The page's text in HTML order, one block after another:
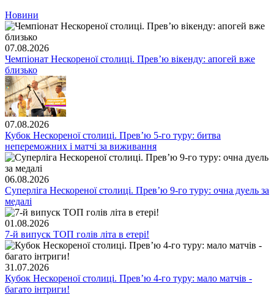
Новини
07.08.2026
Чемпіонат Нескореної столиці. Превʼю вікенду: апогей вже
близько
07.08.2026
Кубок Нескореної столиці. Превʼю 5-го туру: битва
непереможних і матчі за виживання
06.08.2026
Суперліга Нескореної столиці. Превʼю 9-го туру: очна дуель за
медалі
01.08.2026
7-й випуск ТОП голів літа в етері!
31.07.2026
Кубок Нескореної столиці. Превʼю 4-го туру: мало матчів -
багато інтриги!